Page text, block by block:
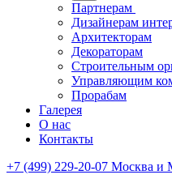
Партнерам
Дизайнерам
Архитекторам
Декораторам
Строительным
Управляющим
Прорабам
Галерея
О нас
Контакты
+7 (499) 229-20-07 Москва и